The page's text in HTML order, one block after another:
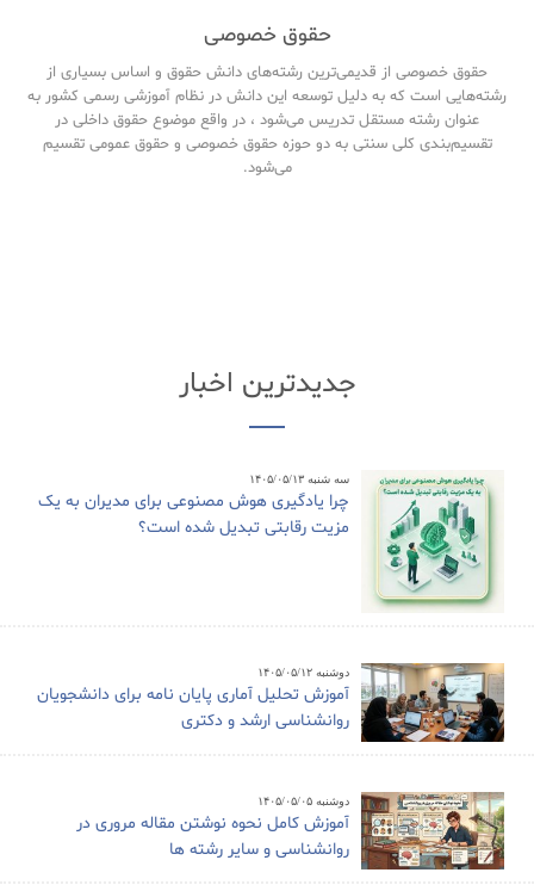
حقوق خصوصی
حقوق خصوصی از قدیمی‌ترین رشته‌های دانش حقوق و اساس بسیاری از
رشته‌هایی است که به دلیل توسعه این دانش در نظام آموزشی رسمی کشور به
عنوان رشته مستقل تدریس می‌شود ، در واقع موضوع حقوق داخلی در
تقسیم‌بندی کلی سنتی به دو حوزه حقوق خصوصی و حقوق‌ عمومی تقسیم
می‌شود.
جدیدترین اخبار
سه شنبه ۱۴۰۵/۰۵/۱۳
چرا یادگیری هوش مصنوعی برای مدیران به یک
مزیت رقابتی تبدیل شده است؟
دوشنبه ۱۴۰۵/۰۵/۱۲
آموزش تحلیل آماری پایان نامه برای دانشجویان
روانشناسی ارشد و دکتری
دوشنبه ۱۴۰۵/۰۵/۰۵
آموزش کامل نحوه نوشتن مقاله مروری در
روانشناسی و سایر رشته ها